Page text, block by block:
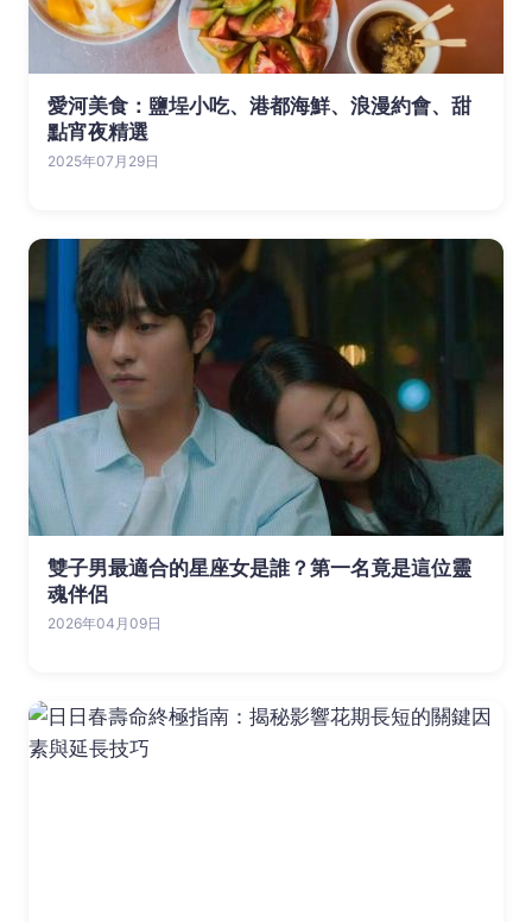
愛河美食：鹽埕小吃、港都海鮮、浪漫約會、甜
點宵夜精選
2025年07月29日
雙子男最適合的星座女是誰？第一名竟是這位靈
魂伴侶
2026年04月09日